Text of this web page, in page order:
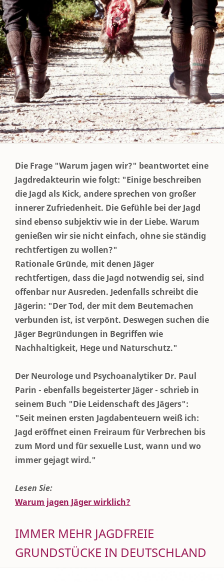
Die Frage "Warum jagen wir?" beantwortet eine
Jagdredakteurin wie folgt: "Einige beschreiben
die Jagd als Kick, andere sprechen von großer
innerer Zufriedenheit. Die Gefühle bei der Jagd
sind ebenso subjektiv wie in der Liebe. Warum
genießen wir sie nicht einfach, ohne sie ständig
rechtfertigen zu wollen?"
Rationale Gründe, mit denen Jäger
rechtfertigen, dass die Jagd notwendig sei, sind
offenbar nur Ausreden. Jedenfalls schreibt die
Jägerin: "Der Tod, der mit dem Beutemachen
verbunden ist, ist verpönt. Deswegen suchen die
Jäger Begründungen in Begriffen wie
Nachhaltigkeit, Hege und Naturschutz."
Der Neurologe und Psychoanalytiker Dr. Paul
Parin - ebenfalls begeisterter Jäger - schrieb in
seinem Buch "Die Leidenschaft des Jägers":
"Seit meinen ersten Jagdabenteuern weiß ich:
Jagd eröffnet einen Freiraum für Verbrechen bis
zum Mord und für sexuelle Lust, wann und wo
immer gejagt wird."
Lesen Sie:
Warum jagen Jäger wirklich?
IMMER MEHR JAGDFREIE
GRUNDSTÜCKE IN DEUTSCHLAND